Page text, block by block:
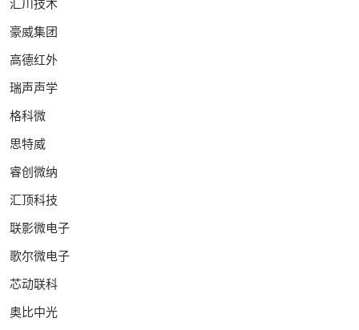
豪威集团
高德红外
瑞声声学
格科微
思特威
睿创微纳
汇顶科技
联影微电子
歌尔微电子
芯动联科
奥比中光